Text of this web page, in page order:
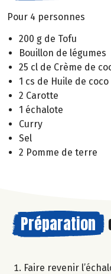
Pour 4 personnes
200 g de Tofu
Bouillon de légumes
25 cl de Crème de
1 cs de Huile de coco
2 Carotte
1 échalote
Curry
Sel
2 Pomme de terre
Préparation
Faire revenir